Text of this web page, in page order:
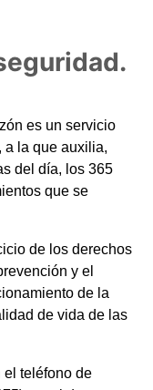
es un servicio
a la que auxilia,
del día, los 365
que se
de los derechos
y el
de la
de vida de las
el teléfono de